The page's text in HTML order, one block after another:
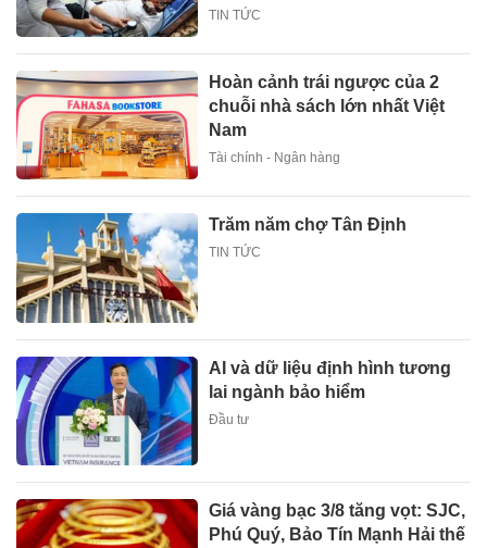
TIN TỨC
Hoàn cảnh trái ngược của 2
chuỗi nhà sách lớn nhất Việt
Nam
Tài chính - Ngân hàng
Trăm năm chợ Tân Định
TIN TỨC
AI và dữ liệu định hình tương
lai ngành bảo hiểm
Đầu tư
Giá vàng bạc 3/8 tăng vọt: SJC,
Phú Quý, Bảo Tín Mạnh Hải thế